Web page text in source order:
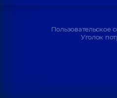
Пользовательское
Уголок